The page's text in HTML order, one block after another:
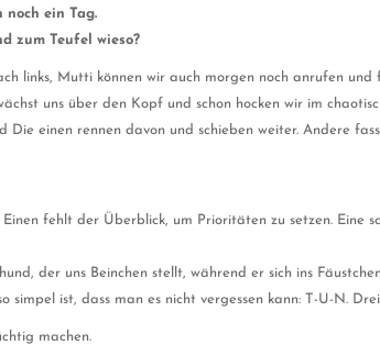
noch ein Tag.
zum Teufel wieso?
links, Mutti können wir auch morgen noch anrufen
uns über den Kopf und schon hocken wir im
einen rennen davon und schieben weiter. Andere
fehlt der Überblick, um Prioritäten zu setzen.
der uns Beinchen stellt, während er sich ins
ist, dass man es nicht vergessen kann: T-U-N.
machen.